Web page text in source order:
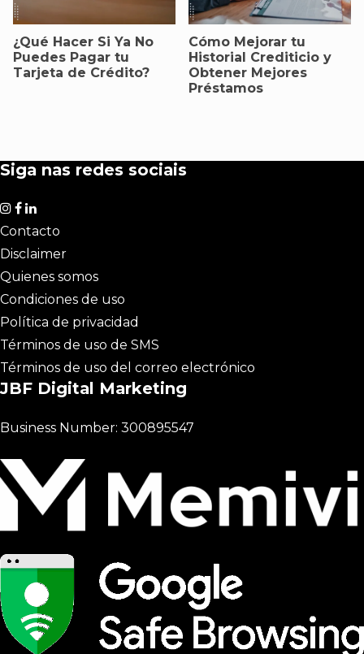
¿Qué Hacer Si Ya No
Puedes Pagar tu
Tarjeta de Crédito?
Cómo Mejorar tu
Historial Crediticio y
Obtener Mejores
Préstamos
Siga nas redes sociais
Contacto
Disclaimer
Quienes somos
Condiciones de uso
Política de privacidad
Términos de uso de SMS
Términos de uso del correo electrónico
JBF Digital Marketing
Business Number: 300895547